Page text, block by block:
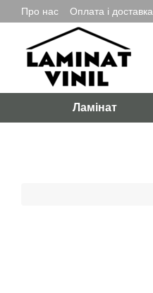
Перейти до основного контенту
Про нас Оплата і доставка
Ламінат